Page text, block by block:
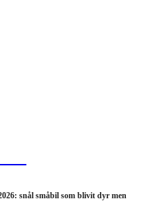
snål småbil som blivit dyr men